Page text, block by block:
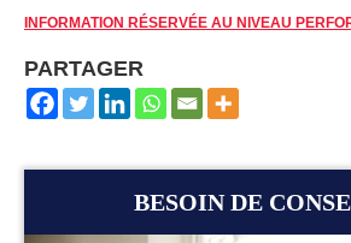
INFORMATION RÉSERVÉE AU NIVEAU
PARTAGER
BESOIN DE